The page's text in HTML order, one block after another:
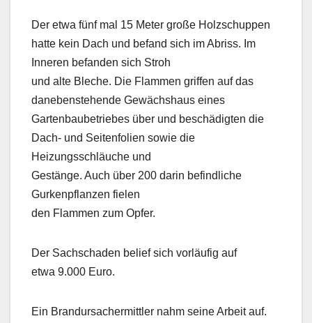
Der etwa fünf mal 15 Meter große Holzschuppen
hatte kein Dach und befand sich im Abriss. Im
Inneren befanden sich Stroh
und alte Bleche. Die Flammen griffen auf das
danebenstehende Gewächshaus eines
Gartenbaubetriebes über und beschädigten die
Dach- und Seitenfolien sowie die
Heizungsschläuche und
Gestänge. Auch über 200 darin befindliche
Gurkenpflanzen fielen
den Flammen zum Opfer.
Der Sachschaden belief sich vorläufig auf
etwa 9.000 Euro.
Ein Brandursachermittler nahm seine Arbeit auf.